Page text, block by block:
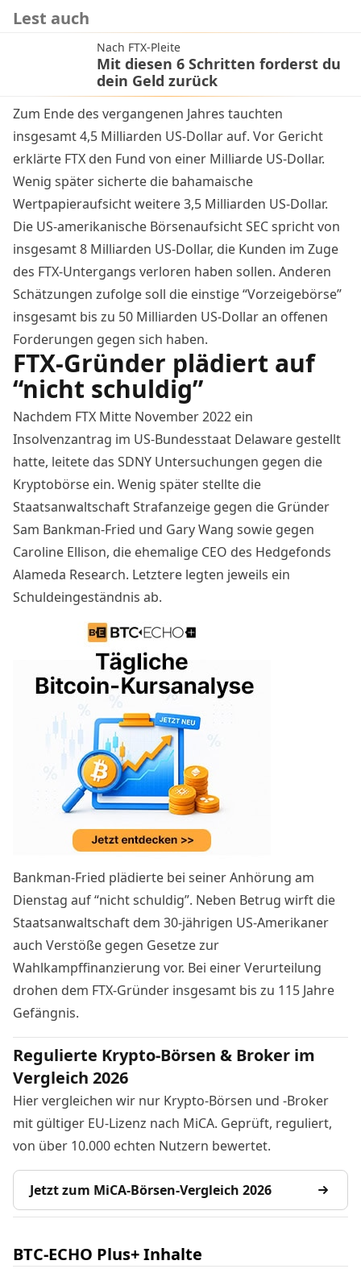
Lest auch
Nach FTX-Pleite
Mit diesen 6 Schritten forderst du
dein Geld zurück
Zum Ende des vergangenen Jahres tauchten
insgesamt 4,5 Milliarden US-Dollar auf. Vor Gericht
erklärte FTX den Fund von einer Milliarde US-Dollar.
Wenig später sicherte die bahamaische
Wertpapieraufsicht weitere3,5 Milliarden US-Dollar.
Die US-amerikanische Börsenaufsicht SEC spricht von
insgesamt 8 Milliarden US-Dollar, die Kunden im Zuge
des FTX-Untergangs verloren haben sollen. Anderen
Schätzungen zufolge soll die einstige “Vorzeigebörse”
insgesamt bis zu 50 Milliarden US-Dollar an offenen
Forderungen gegen sich haben.
FTX-Gründer plädiert auf
“nicht schuldig”
Nachdem FTX Mitte November 2022 ein
Insolvenzantrag im US-Bundesstaat Delaware gestellt
hatte, leitete das SDNY Untersuchungen gegen die
Kryptobörse ein. Wenig später stellte die
Staatsanwaltschaft Strafanzeige gegen die Gründer
Sam Bankman-Fried und Gary Wang sowie gegen
Caroline Ellison, die ehemalige CEO des Hedgefonds
Alameda Research. Letztere legten jeweils ein
Schuldeingeständnis ab.
Bankman-Fried plädierte bei seiner Anhörung am
Dienstag auf “nicht schuldig”. Neben Betrug wirft die
Staatsanwaltschaft dem 30-jährigen US-Amerikaner
auch Verstöße gegen Gesetze zur
Wahlkampffinanzierung vor. Bei einer Verurteilung
drohen dem FTX-Gründer insgesamt bis zu 115 Jahre
Gefängnis.
Regulierte Krypto-Börsen & Broker im
Vergleich 2026
Hier vergleichen wir nur Krypto-Börsen und -Broker
mit gültiger EU-Lizenz nach MiCA. Geprüft, reguliert,
von über 10.000 echten Nutzern bewertet.
Jetzt zum MiCA-Börsen-Vergleich 2026
BTC-ECHO Plus+ Inhalte